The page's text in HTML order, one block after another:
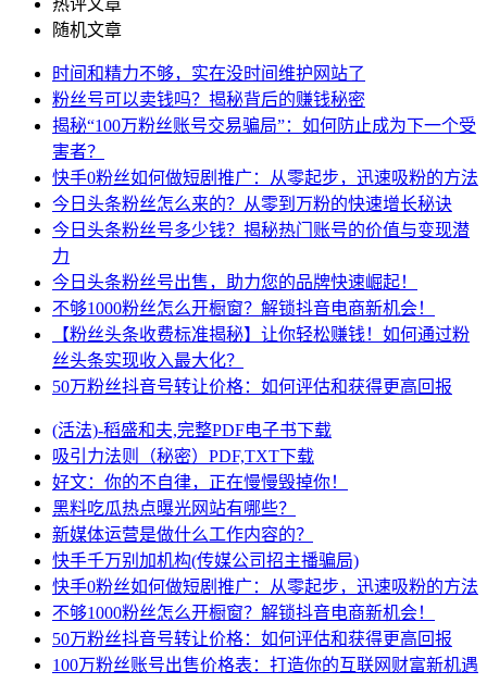
热评文章
随机文章
时间和精力不够，实在没时间维护网站了
粉丝号可以卖钱吗？揭秘背后的赚钱秘密
揭秘“100万粉丝账号交易骗局”：如何防止成为下一个受
害者？
快手0粉丝如何做短剧推广：从零起步，迅速吸粉的方法
今日头条粉丝怎么来的？从零到万粉的快速增长秘诀
今日头条粉丝号多少钱？揭秘热门账号的价值与变现潜
力
今日头条粉丝号出售，助力您的品牌快速崛起！
不够1000粉丝怎么开橱窗？解锁抖音电商新机会！
【粉丝头条收费标准揭秘】让你轻松赚钱！如何通过粉
丝头条实现收入最大化？
50万粉丝抖音号转让价格：如何评估和获得更高回报
(活法)-稻盛和夫,完整PDF电子书下载
吸引力法则（秘密）PDF,TXT下载
好文：你的不自律，正在慢慢毁掉你！
黑料吃瓜热点曝光网站有哪些？
新媒体运营是做什么工作内容的？
快手千万别加机构(传媒公司招主播骗局)
快手0粉丝如何做短剧推广：从零起步，迅速吸粉的方法
不够1000粉丝怎么开橱窗？解锁抖音电商新机会！
50万粉丝抖音号转让价格：如何评估和获得更高回报
100万粉丝账号出售价格表：打造你的互联网财富新机遇